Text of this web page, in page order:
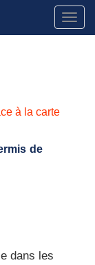
à la carte
de
dans les